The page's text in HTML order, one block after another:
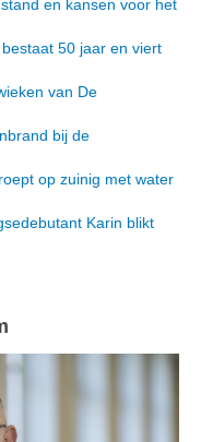
en kansen voor het
50 jaar en viert
van De
bij de
op zuinig met water
Karin blikt